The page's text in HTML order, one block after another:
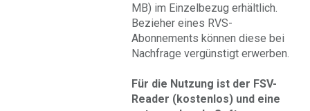
MB) im Einzelbezug erhältlich.
Bezieher eines RVS-
Abonnements können diese bei
Nachfrage vergünstigt erwerben.
Für die Nutzung ist der FSV-
Reader (kostenlos) und eine